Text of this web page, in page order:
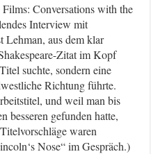
Conversations with the
Interview mit
Lehman, aus dem klar
Zitat im Kopf
suchte, sondern eine
Richtung führte.
und weil man bis
besseren gefunden hatte,
waren
Nose“ im Gespräch.)